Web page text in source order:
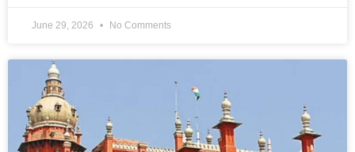
June 29, 2026 No Comments